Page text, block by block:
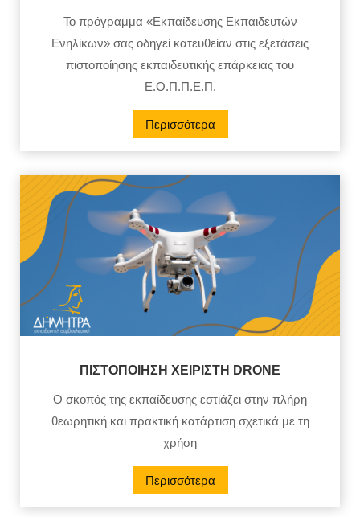
Το πρόγραμμα «Εκπαίδευσης Εκπαιδευτών
Ενηλίκων» σας οδηγεί κατευθείαν στις εξετάσεις
πιστοποίησης εκπαιδευτικής επάρκειας του
Ε.Ο.Π.Π.Ε.Π.
Περισσότερα
ΠΙΣΤΟΠΟΙΗΣΗ ΧΕΙΡΙΣΤΗ DRONE
Ο σκοπός της εκπαίδευσης εστιάζει στην πλήρη
θεωρητική και πρακτική κατάρτιση σχετικά με τη
χρήση
Περισσότερα